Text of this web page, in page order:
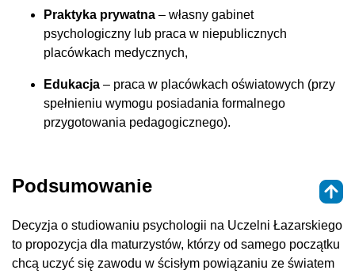
Praktyka prywatna – własny gabinet
psychologiczny lub praca w niepublicznych
placówkach medycznych,
Edukacja – praca w placówkach oświatowych (przy
spełnieniu wymogu posiadania formalnego
przygotowania pedagogicznego).
Podsumowanie
Decyzja o studiowaniu psychologii na Uczelni Łazarskiego
to propozycja dla maturzystów, którzy od samego początku
chcą uczyć się zawodu w ścisłym powiązaniu ze światem